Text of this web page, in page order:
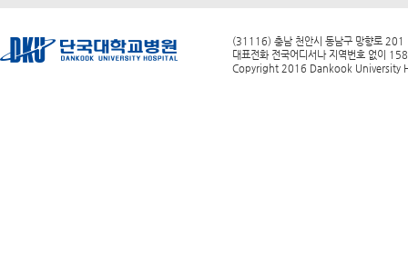
(31116) 충남 천안시 동남구 망향로 201
대표전화 전국어디서나 지역번호 없이
Copyright 2016 Dankook University